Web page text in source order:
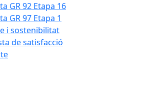
GR 92 Etapa 16
GR 97 Etapa 1
i sostenibilitat
de satisfacció